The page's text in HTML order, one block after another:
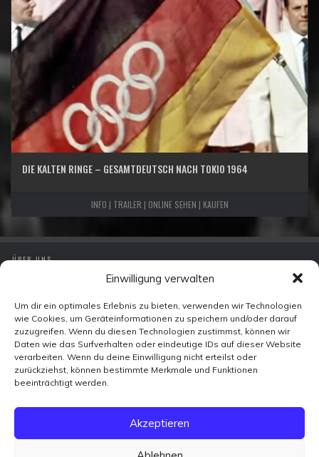
Einwilligung verwalten
Um dir ein optimales Erlebnis zu bieten, verwenden wir Technologien
wie Cookies, um Geräteinformationen zu speichern und/oder darauf
zuzugreifen. Wenn du diesen Technologien zustimmst, können wir
Daten wie das Surfverhalten oder eindeutige IDs auf dieser Website
verarbeiten. Wenn du deine Einwilligung nicht erteilst oder
zurückziehst, können bestimmte Merkmale und Funktionen
beeinträchtigt werden.
Akzeptieren
DIE KALTEN RINGE – GESAMTDEUTSCH NACH TOKIO 1964
INFO | TRAILER | ONLINE SEHEN | KAUFEN
ÜBER UNS
DATENSCHUTZ
KONTAKT
Zeitzeugen-TV
Ohmstraße 7
10179 Berlin
FACEBOOK
VIMEO